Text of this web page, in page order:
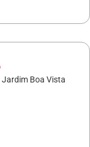
Jardim Boa Vista